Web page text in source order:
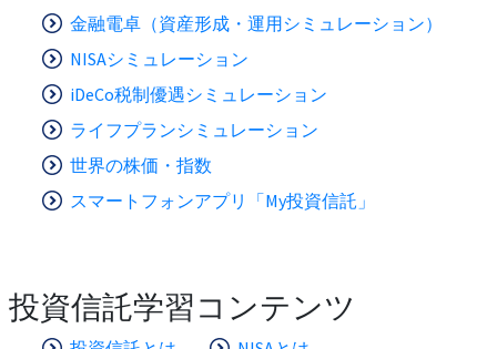
金融電卓（資産形成・運用シミュレーション）
NISAシミュレーション
iDeCo税制優遇シミュレーション
ライフプランシミュレーション
世界の株価・指数
スマートフォンアプリ「My投資信託」
投資信託学習コンテンツ